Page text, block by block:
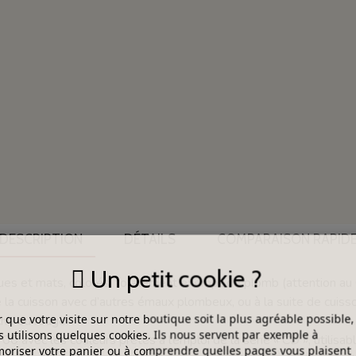
DÉTAILS COMPARAISON
et mats, colorés, totalement exempt de plomb (attention au
cuisson avec d’autres émaux plombeux, ou à la suite de
ou rouge.
avec les couleurs prêtes à l’emploi de la série « CD »,
Un petit cookie ?
que votre visite sur notre boutique soit la plus agréable possible,
utilisons quelques cookies. Ils nous servent par exemple à
votre panier ou à comprendre quelles pages vous plaisent